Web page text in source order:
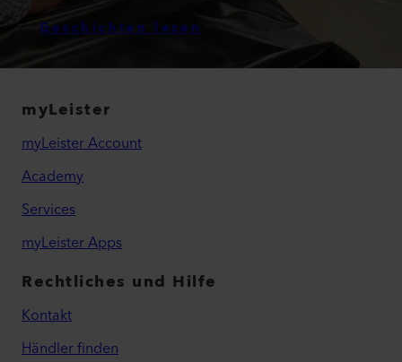
Geschichten lesen
myLeister
myLeister Account
Academy
Services
myLeister Apps
Rechtliches und Hilfe
Kontakt
Händler finden